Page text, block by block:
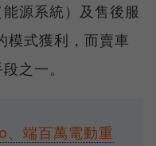
源系統）及售後服
模式獲利，而賣車
之一。
端百萬電動重